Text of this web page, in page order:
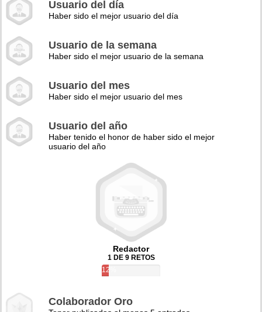
Usuario del día
Haber sido el mejor usuario del día
Usuario de la semana
Haber sido el mejor usuario de la semana
Usuario del mes
Haber sido el mejor usuario del mes
Usuario del año
Haber tenido el honor de haber sido el mejor
usuario del año
Redactor
1 DE 9 RETOS
12%
Colaborador Oro